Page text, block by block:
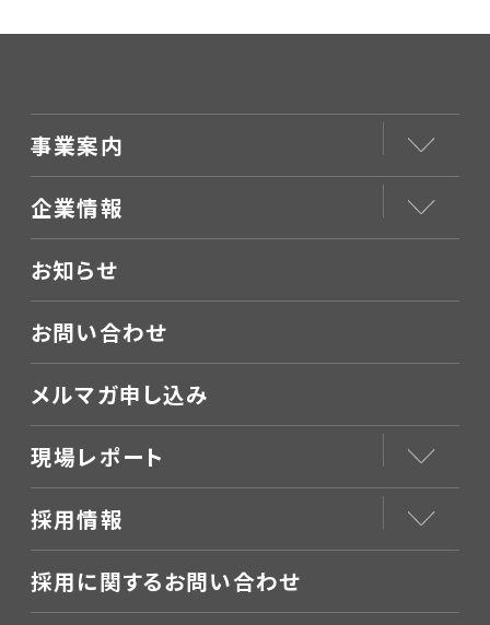
事業案内
企業情報
お知らせ
お問い合わせ
メルマガ申し込み
現場レポート
採用情報
採用に関するお問い合わせ